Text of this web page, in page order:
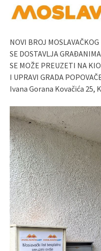
NOVI BROJ
SE DOSTAVLJA
SE MOŽE PREUZETI NA
I UPRAVI GRADA
Ivana Gorana Kovačića 25,